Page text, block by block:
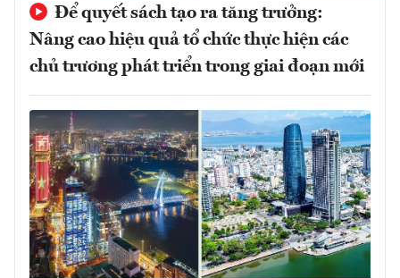
Để quyết sách tạo ra tăng trưởng:
Nâng cao hiệu quả tổ chức thực hiện các
chủ trương phát triển trong giai đoạn mới